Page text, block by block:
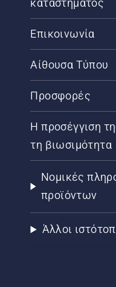
καταστήματος
Επικοινωνία
Αίθουσα Τύπου
Προσφορές
Η προσέγγιση
τη βιωσιμότητα
Νομικές
προϊόντων
Άλλοι